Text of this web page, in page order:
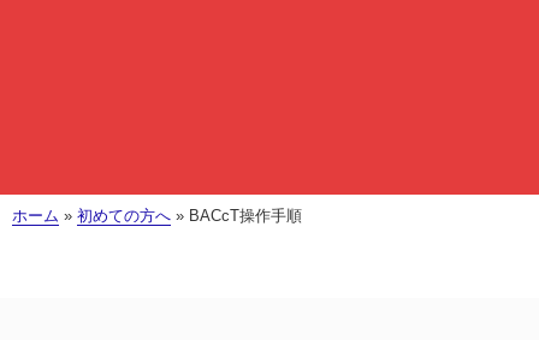
ホーム » 初めての方へ » BACcT操作手順